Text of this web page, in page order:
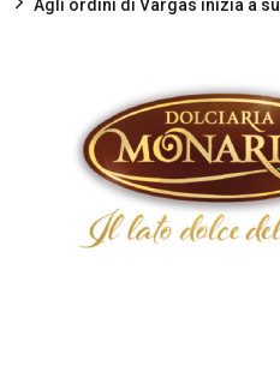
Agli ordini di Vargas inizia a